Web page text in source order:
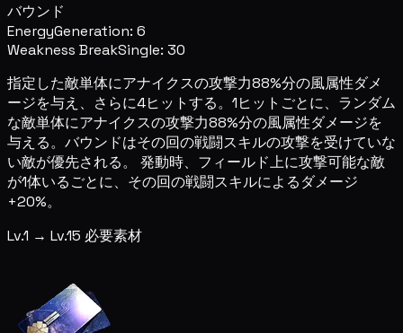
バウンド
EnergyGeneration: 6
Weakness BreakSingle: 30
指定した敵単体にアナイクスの攻撃力88%分の風属性ダメ
ージを与え、さらに4ヒットする。1ヒットごとに、ランダム
な敵単体にアナイクスの攻撃力88%分の風属性ダメージを
与える。バウンドはその回の戦闘スキルの攻撃を受けていな
い敵が優先される。 発動時、フィールド上に攻撃可能な敵
が1体いるごとに、その回の戦闘スキルによるダメージ
+20%。
Lv.1 → Lv.15 必要素材